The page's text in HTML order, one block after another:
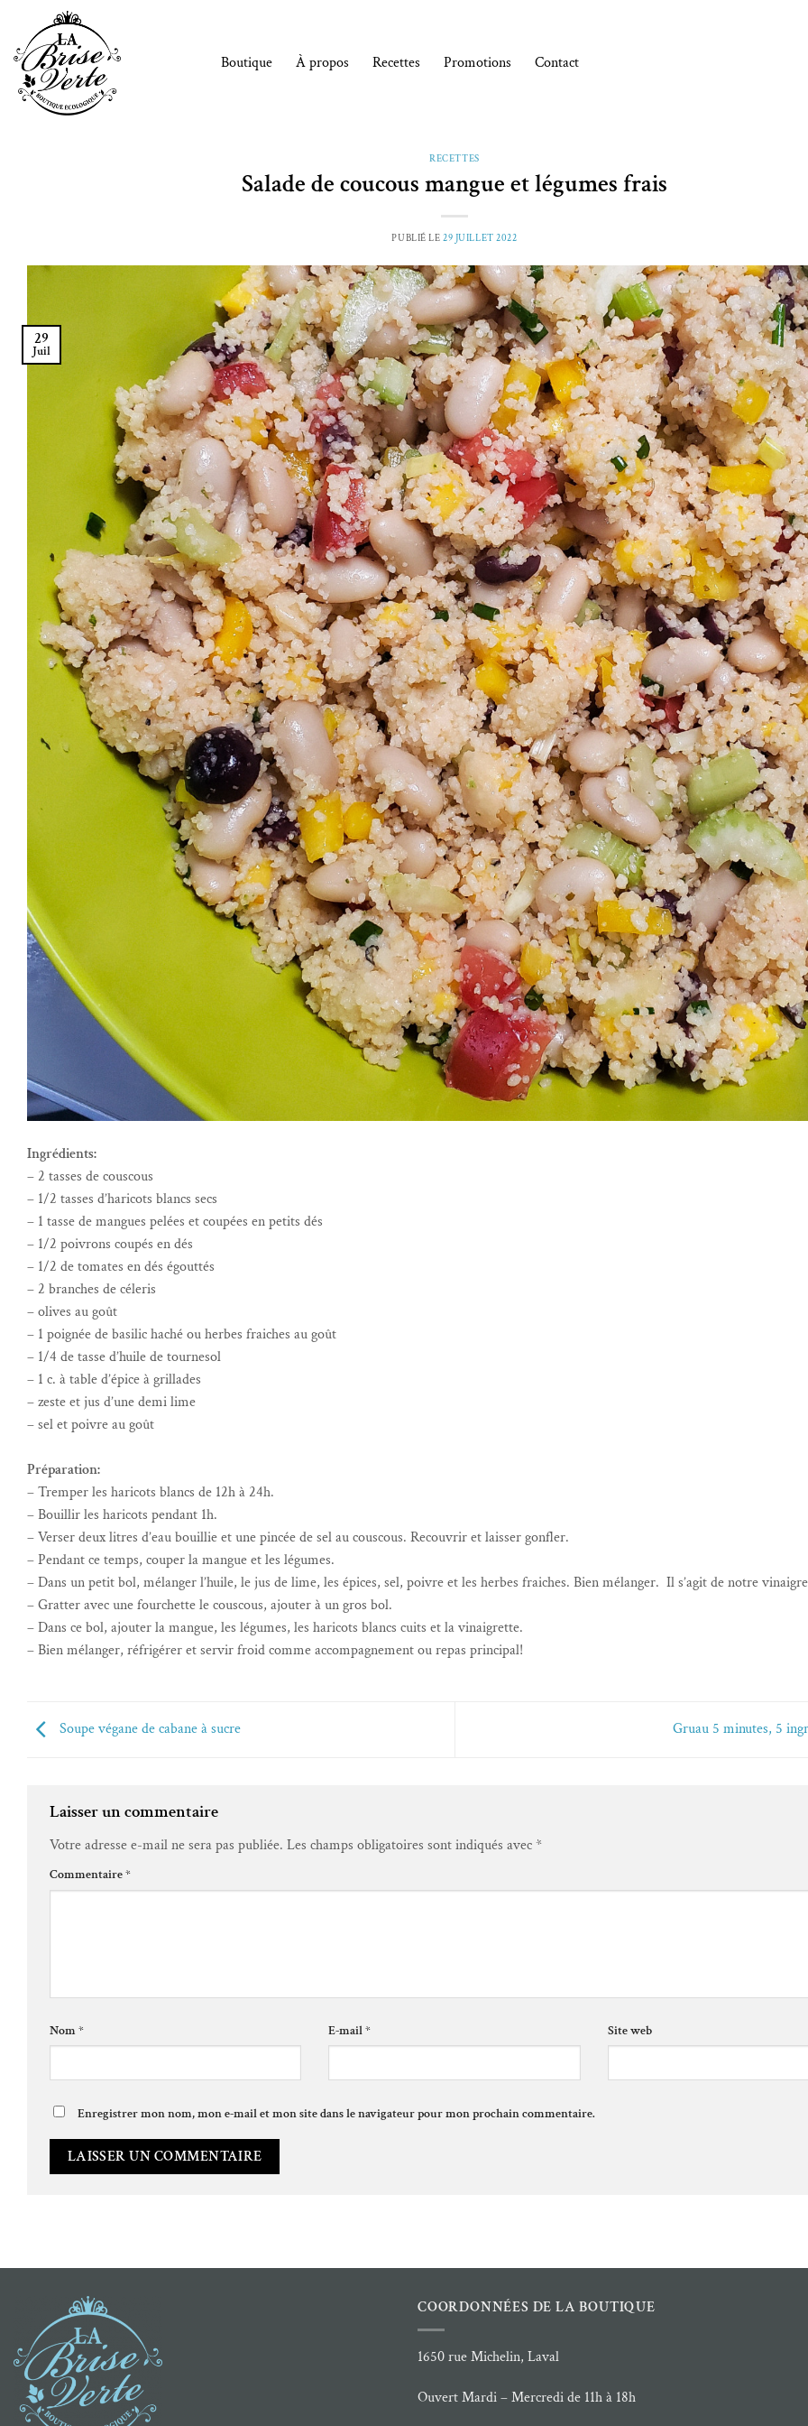
contenu
Boutique À propos Recettes Promotions Contact
RECETTES
Salade de coucous mangue et légumes frais
PUBLIÉ LE29 JUILLET 2022
29
Juil
Ingrédients:
– 2 tasses de couscous
– 1/2 tasses d’haricots blancs secs
– 1 tasse de mangues pelées et coupées en petits dés
– 1/2 poivrons coupés en dés
– 1/2 de tomates en dés égouttés
– 2 branches de céleris
– olives au goût
– 1 poignée de basilic haché ou herbes fraiches au goût
– 1/4 de tasse d’huile de tournesol
– 1 c. à table d’épice à grillades
– zeste et jus d’une demi lime
– sel et poivre au goût
Préparation:
– Tremper les haricots blancs de 12h à 24h.
– Bouillir les haricots pendant 1h.
– Verser deux litres d’eau bouillie et une pincée de sel au couscous. Recouvrir et laisser gonfler.
– Pendant ce temps, couper la mangue et les légumes.
– Dans un petit bol, mélanger l’huile, le jus de lime, les épices, sel, poivre et les herbes fraiches. Bien mélanger. Il s’agit de notre
– Gratter avec une fourchette le couscous, ajouter à un gros bol.
– Dans ce bol, ajouter la mangue, les légumes, les haricots blancs cuits et la vinaigrette.
– Bien mélanger, réfrigérer et servir froid comme accompagnement ou repas principal!
Soupe végane de cabane à sucre Gruau 5 minutes, 5
Laisser un commentaire
Votre adresse e-mail ne sera pas publiée. Les champs obligatoires sont indiqués avec*
Commentaire*
Nom* E-mail* Site web
Enregistrer mon nom, mon e-mail et mon site dans le navigateur pour mon prochain commentaire.
Alternative:
COORDONNÉES DE LA BOUTIQUE
1650 rue Michelin, Laval
Ouvert Mardi – Mercredi de 11h à 18h